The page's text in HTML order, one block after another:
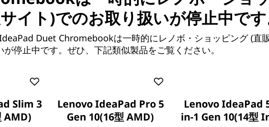
販売価格:
イト)でのお取り扱いが停止中です
Duet Chromebookは一時的にレノボ・ショッピング (直
が停止中です。ぜひ、下記類似製品をご覧ください。
Slim 3
AMD)
Lenovo IdeaPad Pro 5
Gen 10(16型 AMD)
Lenovo IdeaPad
in-1 Gen 10(14型